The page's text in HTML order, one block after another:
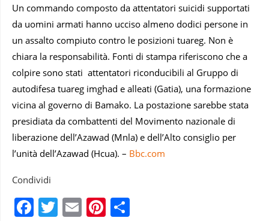
Un commando composto da attentatori suicidi supportati
da uomini armati hanno ucciso almeno dodici persone in
un assalto compiuto contro le posizioni tuareg. Non è
chiara la responsabilità. Fonti di stampa riferiscono che a
colpire sono stati attentatori riconducibili al Gruppo di
autodifesa tuareg imghad e alleati (Gatia), una formazione
vicina al governo di Bamako. La postazione sarebbe stata
presidiata da combattenti del Movimento nazionale di
liberazione dell’Azawad (Mnla) e dell’Alto consiglio per
l’unità dell’Azawad (Hcua). – Bbc.com
Condividi
Facebook
Twitter
EmailPinterest